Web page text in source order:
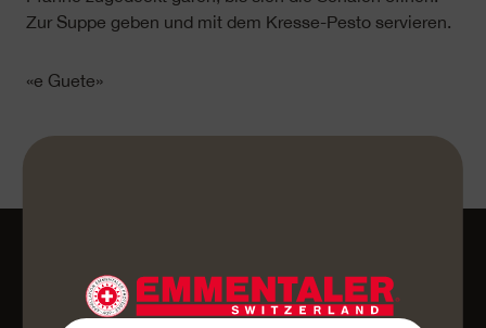
Zur Suppe geben und mit dem Kresse-Pesto servieren.
«e Guete»